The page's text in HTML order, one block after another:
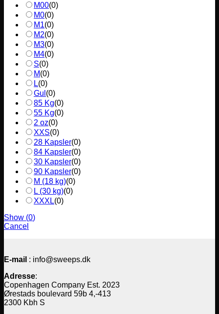
M00(0)
M0(0)
M1(0)
M2(0)
M3(0)
M4(0)
S(0)
M(0)
L(0)
Gul (0)
85 Kg(0)
55 Kg(0)
2 oz(0)
XXS(0)
28 Kapsler(0)
84 Kapsler(0)
30 Kapsler(0)
90 Kapsler(0)
M (18 kg)(0)
L (30 kg)(0)
XXXL(0)
Show (0)
Cancel
E-mail : info@sweeps.dk
Adresse:
Copenhagen Company Est. 2023
Ørestads boulevard 59b 4,-413
2300 Kbh S